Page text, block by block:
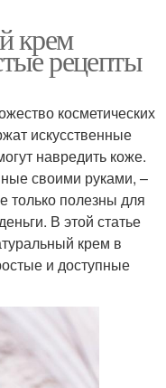
крем
рецепты
косметических
искусственные
навредить коже.
своими руками, –
только полезны для
В этой статье
крем в
и доступные